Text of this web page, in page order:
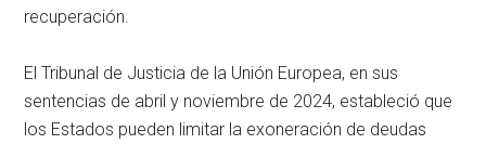
recuperación.
El Tribunal de Justicia de la Unión Europea, en sus
sentencias de abril y noviembre de 2024, estableció que
los Estados pueden limitar la exoneración de deudas